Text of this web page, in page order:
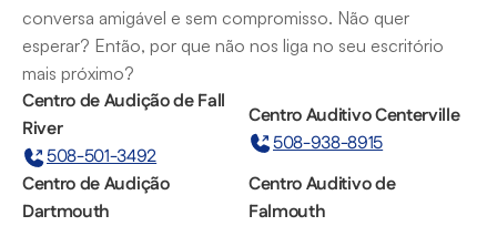
conversa amigável e sem compromisso. Não quer
esperar? Então, por que não nos liga no seu escritório
mais próximo?
Centro de Audição de Fall
River
508-501-3492
Centro Auditivo Centerville
508-938-8915
Centro de Audição
Dartmouth
Centro Auditivo de
Falmouth